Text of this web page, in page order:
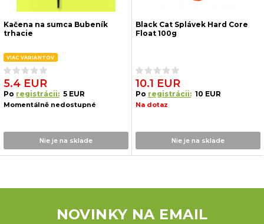
Kačena na sumca Bubeník
trhacie
VIAC VARIANTOV
5.4 EUR
Po registrácii: 5 EUR
Momentálně nedostupné
Nie je na sklade
Black Cat Splávek Hard Core
Float 100g
10.1 EUR
Po registrácii: 10 EUR
Na dotaz
Nie je na sklade
NOVINKY NA EMAIL